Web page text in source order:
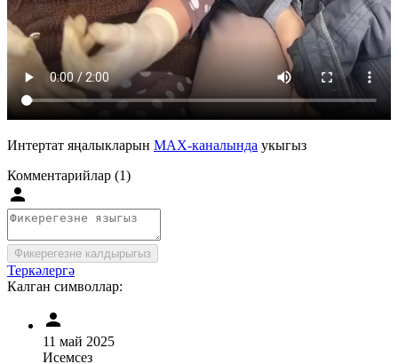
Интертат яңалыкларын MAX-каналында укыгыз
Комментарийлар (1)
Фикерегезне калдырыгыз
Теркәлергә
Калган символлар:
11 май 2025
Исемсез